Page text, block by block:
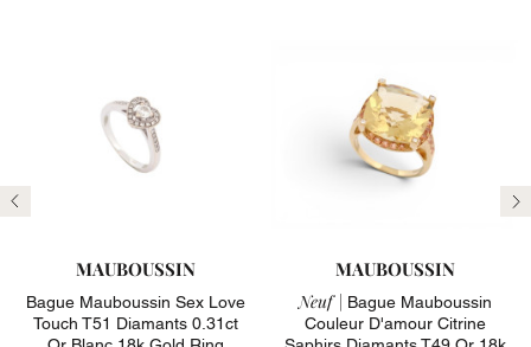
Précédent
MAUBOUSSIN
Bague Mauboussin Sex Love
Touch T51 Diamants 0.31ct
MAUBOUSSIN
Neuf | Bague Mauboussin
Couleur D'amour Citrine